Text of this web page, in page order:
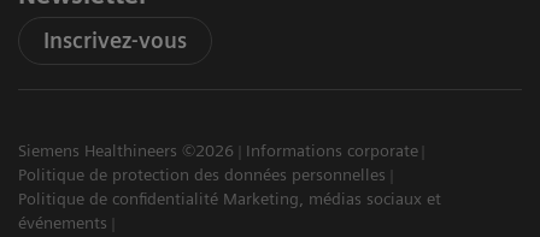
Inscrivez-vous
Siemens Healthineers ©2026
Informations corporate
Politique de protection des données personnelles
Politique de confidentialité Marketing, médias sociaux et
événements